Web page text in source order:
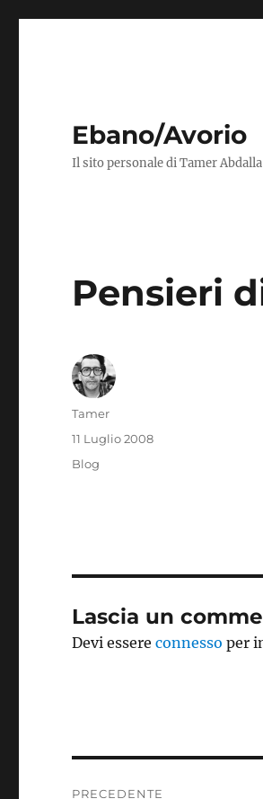
Ebano/Avorio
Il sito personale di Tamer Abdalla
Pensieri
Autore
Tamer
Pubblicato
11 Luglio 2008
Categorie
Blog
Lascia un
Devi essereconnesso per
PRECEDENTE